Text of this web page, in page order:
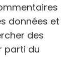
données et
des
parti du